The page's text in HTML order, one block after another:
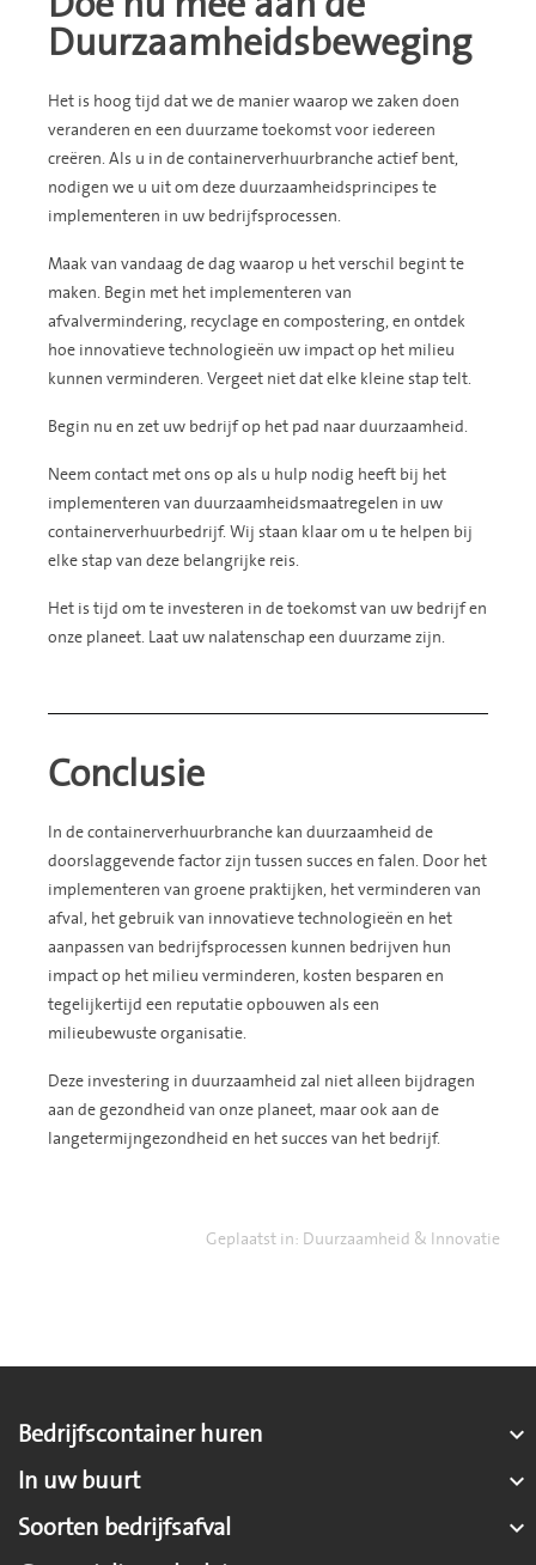
Duurzaamheidsbeweging
Het is hoog tijd dat we de manier waarop we zaken doen
veranderen en een duurzame toekomst voor iedereen
creëren. Als u in de containerverhuurbranche actief bent,
nodigen we u uit om deze duurzaamheidsprincipes te
implementeren in uw bedrijfsprocessen.
Maak van vandaag de dag waarop u het verschil begint te
maken. Begin met het implementeren van
afvalvermindering, recyclage en compostering, en ontdek
hoe innovatieve technologieën uw impact op het milieu
kunnen verminderen. Vergeet niet dat elke kleine stap telt.
Begin nu en zet uw bedrijf op het pad naar duurzaamheid.
Neem contact met ons op als u hulp nodig heeft bij het
implementeren van duurzaamheidsmaatregelen in uw
containerverhuurbedrijf. Wij staan klaar om u te helpen bij
elke stap van deze belangrijke reis.
Het is tijd om te investeren in de toekomst van uw bedrijf en
onze planeet. Laat uw nalatenschap een duurzame zijn.
Conclusie
In de containerverhuurbranche kan duurzaamheid de
doorslaggevende factor zijn tussen succes en falen. Door het
implementeren van groene praktijken, het verminderen van
afval, het gebruik van innovatieve technologieën en het
aanpassen van bedrijfsprocessen kunnen bedrijven hun
impact op het milieu verminderen, kosten besparen en
tegelijkertijd een reputatie opbouwen als een
milieubewuste organisatie.
Deze investering in duurzaamheid zal niet alleen bijdragen
aan de gezondheid van onze planeet, maar ook aan de
langetermijngezondheid en het succes van het bedrijf.
Geplaatst in: Duurzaamheid & Innovatie
Bedrijfscontainer huren 
In uw buurt 
Soorten bedrijfsafval 